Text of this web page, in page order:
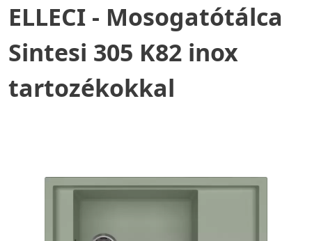
ELLECI - Mosogatótálca
Sintesi 305 K82 inox
tartozékokkal